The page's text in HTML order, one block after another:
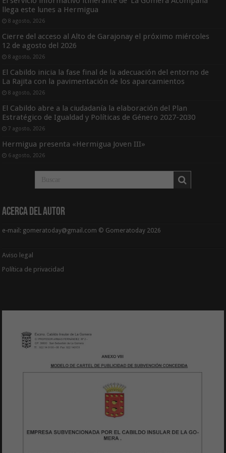
llega este lunes a Hermigua
8 agosto, 2026
Cierre del acceso al Alto de Garajonay el próximo miércoles
12 de agosto del 2026
8 agosto, 2026
El Cabildo inicia la fase final de la adecuación del entorno de
La Rajita con la pavimentación de los aparcamientos
8 agosto, 2026
El Cabildo abre a la ciudadanía la elaboración del Plan
Estratégico de Igualdad y Políticas de Género 2027-2030
7 agosto, 2026
Hermigua presenta «Hermigua Joven III»
6 agosto, 2026
Acerca del Autor
e-mail: gomeratoday@gmail.com © Gomeratoday 2026
Aviso legal
Política de privacidad